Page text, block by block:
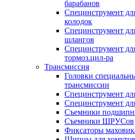
барабанов
Специнструмент
колодок
Специнструмент
шлангов
Специнструмент
тормоз.цил-ра
Трансмиссия
Головки
трансмиссии
Специнструмент
Специнструмент
Съемники
Съемники ШРУСов
Фиксаторы